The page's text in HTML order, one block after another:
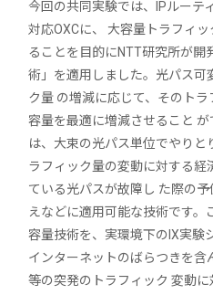
今回の共同実験では、IPルーテ
対応OXCに、 大容量トラフィ
ることを目的にNTT研究所が開
術」を適用しました。光パス可
ク量 の増減に応じて、そのト
容量を最適に増減させること
は、大束の光パス単位でやりと
ラフィック量の変動に対する経
ている光パスが故障し た際の
えなどに適用可能な技術です。
容量技術を、実環境下のIX実験
インターネットのばらつきを含
等の突発のトラフィック 変動